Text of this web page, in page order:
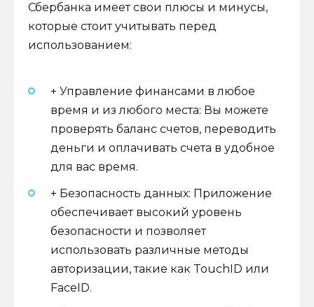
Сбербанка имеет свои плюсы и минусы,
которые стоит учитывать перед
использованием:
+ Управление финансами в любое
время и из любого места: Вы можете
проверять баланс счетов, переводить
деньги и оплачивать счета в удобное
для вас время.
+ Безопасность данных: Приложение
обеспечивает высокий уровень
безопасности и позволяет
использовать различные методы
авторизации, такие как TouchID или
FaceID.